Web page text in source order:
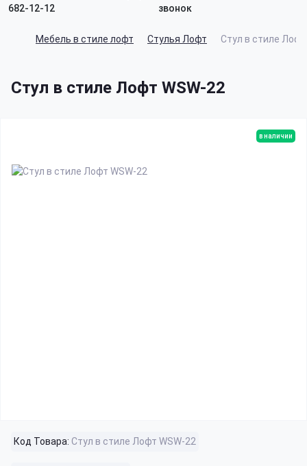
682-12-12
звонок
Мебель в стиле лофт Стулья Лофт Стул в стиле Лофт
Стул в стиле Лофт WSW-22
в наличии
Код Товара: Стул в стиле Лофт WSW-22